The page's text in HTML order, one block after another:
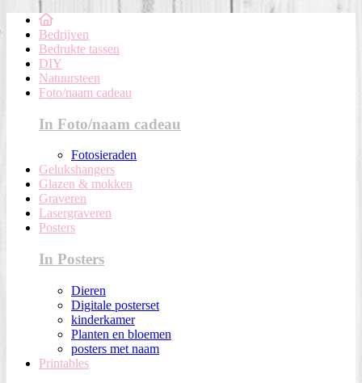
Bedrijven
Bedrukte tassen
DIY
Natuursteen
Foto/naam cadeau
In Foto/naam cadeau
Fotosieraden
Gelukshangers
Glazen & mokken
Graveren
Lasergraveren
Posters
In Posters
Dieren
Digitale posterset
kinderkamer
Planten en bloemen
posters met naam
Printables